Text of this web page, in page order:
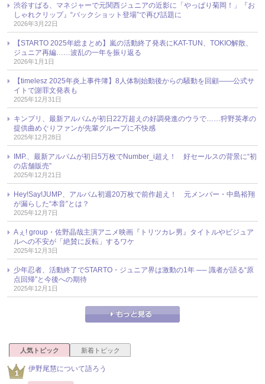
渋谷すばる、マネジャーで元関西ジュニアの近影に「やっぱり菊岡！」『お
しゃれクリップ』“バックショット登場”で再び話題に
2026年3月22日
【STARTO 2025年総まとめ】嵐の活動終了発表にKAT-TUN、TOKIO解散、
ジュニア再編……波乱の一年を振り返る
2026年1月1日
【timelesz 2025年炎上事件簿】8人体制始動後からの騒動を回顧――公式サ
イトで謝罪文発表も
2025年12月31日
キンプリ、最新アルバムが初日22万超えの好調発進のウラで……狩野英孝の
提供曲めぐりファンが先輩グループに不快感
2025年12月28日
IMP.、最新アルバムが初日5万枚でNumber_i超え！ 好セールスの背景に“初
の店舗販売”
2025年12月21日
Hey!Say!JUMP、アルバム初週20万枚で前作超え！ 元メンバー・中島裕翔
が漏らした“本音”とは？
2025年12月7日
Aぇ! group・佐野晶哉主演アニメ映画『トリツカレ男』タイトルやビジュア
ルへの不安が「絶賛に反転」するワケ
2025年12月3日
少年忍者、活動終了でSTARTO・ジュニア界は激動の1年 ── 識者が語る“原
点回帰”と今後への期待
2025年12月1日
人気トピック 新着トピック
伊野尾慧について語ろう